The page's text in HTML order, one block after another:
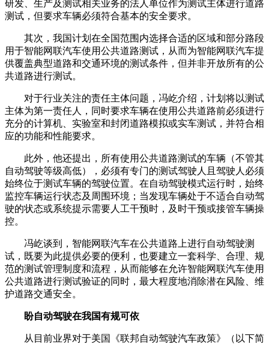
研发、生产及测试相关业务的法人单位作为测试主体进行道路
测试，但要求车辆必须符合基本的安全要求。
其次，我国计划在全国范围内选择合适的区域和部分路段
用于智能网联汽车使用公共道路测试，从而为智能网联汽车提
供覆盖典型道路和交通环境的测试条件，但并非开放所有的公
共道路进行测试。
对于行业关注的责任主体问题，冯屹介绍，计划将以测试
主体为第一责任人，同时要求车辆在使用公共道路前必须进行
充分的计算机、实验室和封闭道路模拟或实车测试，并符合相
应的功能和性能要求。
此外，他还提出，所有使用公共道路测试的车辆（不管其
自动驾驶等级高低），必须有专门的测试驾驶人且驾驶人必须
始终位于测试车辆的驾驶位置。在自动驾驶模式运行时，始终
监控车辆运行状态及周围环境；当发现车辆处于不适合自动驾
驶的状态或系统提示需要人工干预时，及时干预或接管车辆操
控。
冯屹谈到，智能网联汽车在公共道路上进行自动驾驶测
试，既要为此提供必要的便利，也要建立一套科学、合理、规
范的测试管理制度和流程，从而能够在允许智能网联汽车使用
公共道路进行测试验证的同时，最大程度地消除潜在风险、维
护道路交通安全。
盼自动驾驶在我国有规可依
从目前业界对于美国《联邦自动驾驶汽车政策》（以下简